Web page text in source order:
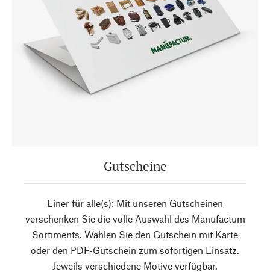
Gutscheine
Einer für alle(s): Mit unseren Gutscheinen
verschenken Sie die volle Auswahl des Manufactum
Sortiments. Wählen Sie den Gutschein mit Karte
oder den PDF-Gutschein zum sofortigen Einsatz.
Jeweils verschiedene Motive verfügbar.